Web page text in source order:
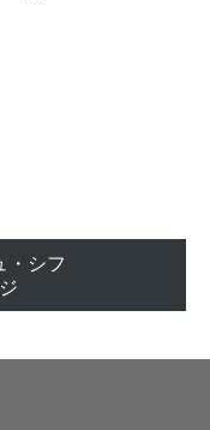
・シフ